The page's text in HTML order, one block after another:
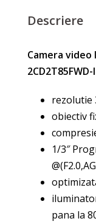
Descriere
Camera video
rezolutie
obiectiv
1/3″
pana la